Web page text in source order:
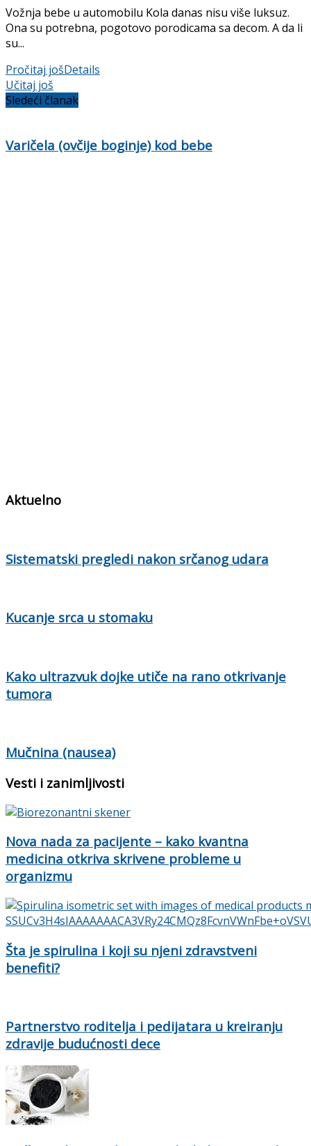
Vožnja bebe u automobilu Kola danas nisu više luksuz.
Ona su potrebna, pogotovo porodicama sa decom. A da li
su...
Pročitaj jošDetails
Učitaj još
Sledeći članak
Varičela (ovčije boginje) kod bebe
Aktuelno
Sistematski pregledi nakon srčanog udara
Kucanje srca u stomaku
Kako ultrazvuk dojke utiče na rano otkrivanje
tumora
Mučnina (nausea)
Vesti i zanimljivosti
Nova nada za pacijente – kako kvantna
medicina otkriva skrivene probleme u
organizmu
Šta je spirulina i koji su njeni zdravstveni
benefiti?
Partnerstvo roditelja i pedijatara u kreiranju
zdravije budućnosti dece